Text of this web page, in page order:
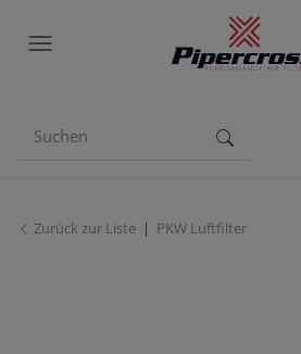
Zurück zur Liste PKW Luftfilter